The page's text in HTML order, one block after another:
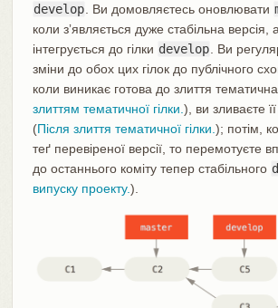
develop. Ви домовляєтесь оновлювати
коли зʼявляється дуже стабільна версія,
інтегрується до гілки develop. Ви
зміни до обох цих гілок до публічного
коли виникає готова до злиття тематична
злиттям тематичної гілки.), ви зливаєте
(Після злиття тематичної гілки.); потім,
теґ перевіреної версії, то перемотуєте
до останнього коміту тепер стабільного
випуску проекту.).